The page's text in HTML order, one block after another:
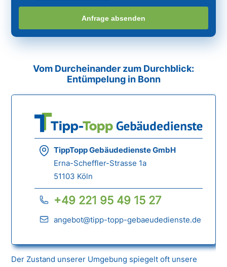
Anfrage absenden
Vom Durcheinander zum Durchblick:
Entümpelung in Bonn
TippTopp Gebäudedienste GmbH
Erna-Scheffler-Strasse 1a
51103 Köln
+49 221 95 49 15 27
angebot@tipp-topp-gebaeudedienste.de
Der Zustand unserer Umgebung spiegelt oft unsere